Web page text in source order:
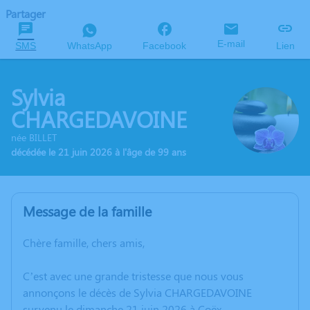
Partager
SMS WhatsApp Facebook E-mail Lien
Sylvia
CHARGEDAVOINE
née BILLET
décédée le 21 juin 2026 à l'âge de 99 ans
Message de la famille
Chère famille, chers amis,
C’est avec une grande tristesse que nous vous
annonçons le décès de Sylvia CHARGEDAVOINE